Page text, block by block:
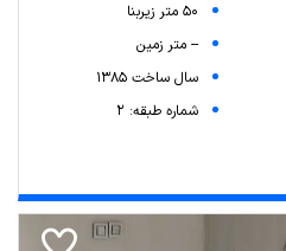
50 متر زیربنا
-- متر زمین
سال ساخت 1385
شماره طبقه: 2